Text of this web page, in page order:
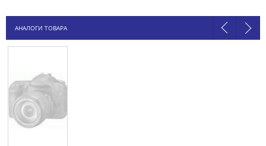
АНАЛОГИ ТОВАРА